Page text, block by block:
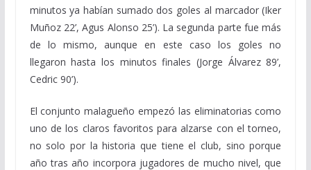
minutos ya habían sumado dos goles al marcador (Iker
Muñoz 22’, Agus Alonso 25’). La segunda parte fue más
de lo mismo, aunque en este caso los goles no
llegaron hasta los minutos finales (Jorge Álvarez 89’,
Cedric 90’).
El conjunto malagueño empezó las eliminatorias como
uno de los claros favoritos para alzarse con el torneo,
no solo por la historia que tiene el club, sino porque
año tras año incorpora jugadores de mucho nivel, que